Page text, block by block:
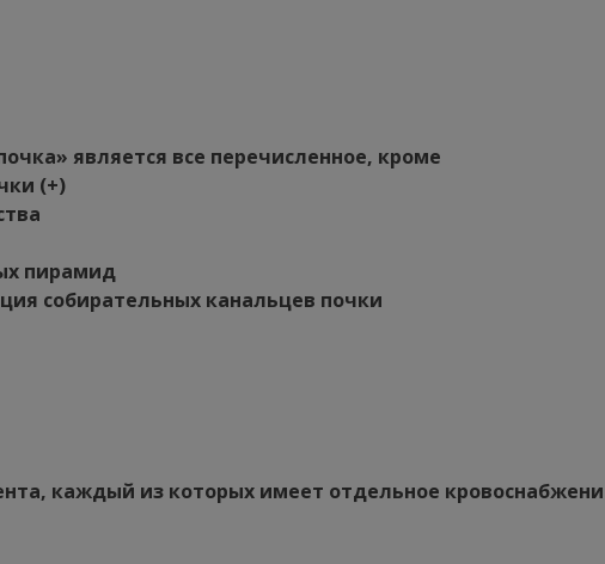
является все перечисленное, кроме
(+)
пирамид
собирательных канальцев почки
каждый из которых имеет отдельное